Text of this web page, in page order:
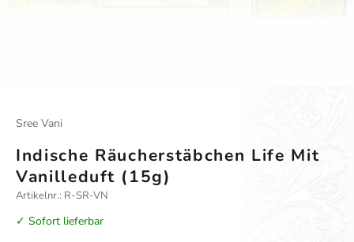
Sree Vani
Indische Räucherstäbchen Life Mit
Vanilleduft (15g)
Artikelnr.: R-SR-VN
✓ Sofort lieferbar